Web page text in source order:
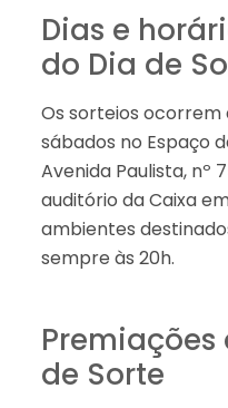
Dias e
do Dia de
Os sorteios ocorrem
sábados no Espaço
Avenida Paulista, nº
auditório da Caixa
ambientes
sempre às 20h.
de Sorte